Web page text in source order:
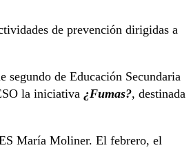
de prevención dirigidas a
segundo de Educación Secundaria
la iniciativa ¿Fumas?, destinada
María Moliner. El febrero, el